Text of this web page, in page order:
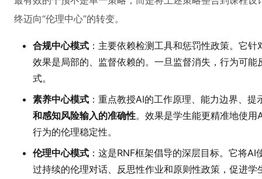
终迈向“伦理中心”的转变。
合规中心模式 ：主要依赖检测工具和惩罚性政策。它针
效果是局部的、监督依赖的。一旦监督消失，行为可
式。
素养中心模式 ：重点教授AI的工作原理、能力边界、
和感知风险输入的准确性。效果是学生能更精准地使
行为的伦理稳定性。
伦理中心模式 ：这是RNF框架倡导的深层目标。它将AI
过持续的伦理对话、反思性作业和原则性政策，促进